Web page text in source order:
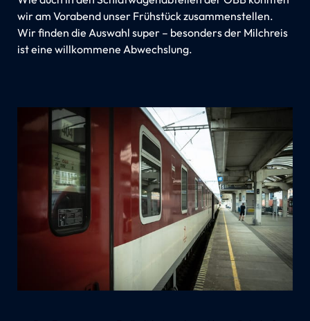
wir am Vorabend unser Frühstück zusammenstellen.
Wir finden die Auswahl super – besonders der Milchreis
ist eine willkommene Abwechslung.